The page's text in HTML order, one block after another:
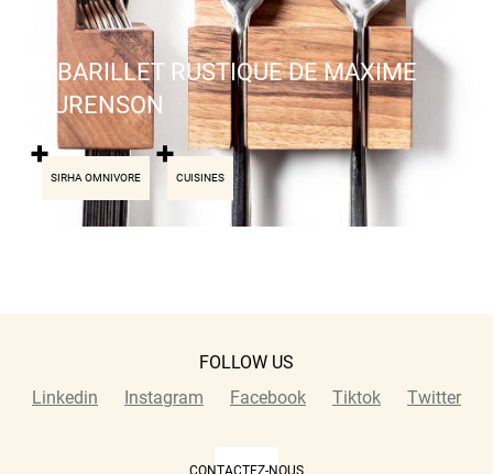
SIRHA OMNIVORE CUISINES
LE BARILLET RUSTIQUE DE MAXIME
LAURENSON
FOLLOW US
Linkedin
Instagram Facebook Tiktok Twitter
CONTACTEZ-NOUS